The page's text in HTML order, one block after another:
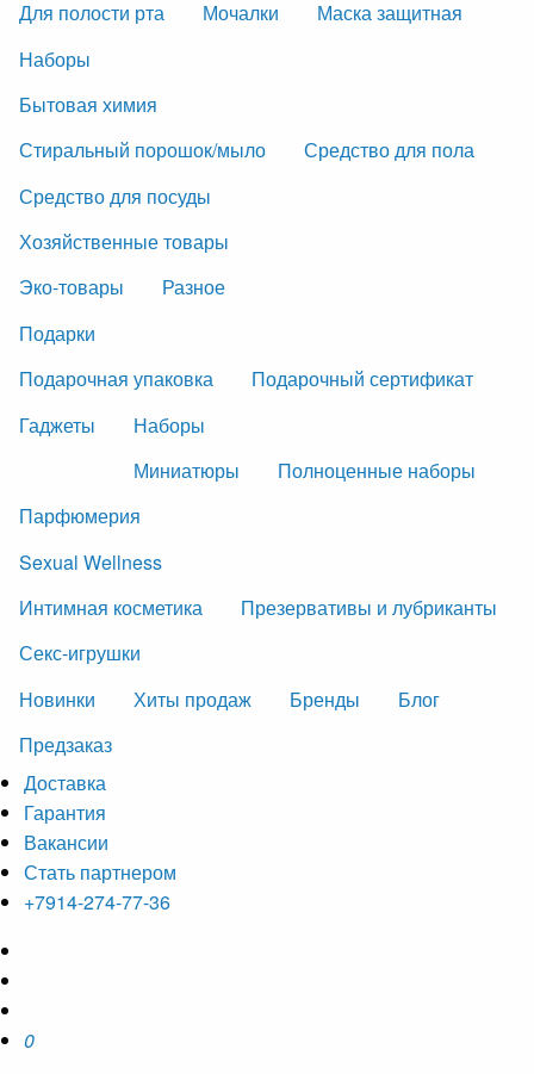
Для полости рта Мочалки
Маска защитная
Наборы
Бытовая химия
Стиральный порошок/мыло
Средство для пола
Средство для посуды
Хозяйственные товары
Эко-товары
Разное
Подарки
Подарочная упаковка
Подарочный сертификат
Гаджеты
Наборы
Миниатюры
Полноценные наборы
Парфюмерия
Sexual Wellness
Интимная косметика
Презервативы и лубриканты
Секс-игрушки
Новинки
Хиты продаж Бренды
Блог
Предзаказ
Доставка
Гарантия
Вакансии
Стать партнером
+7914-274-77-36
0